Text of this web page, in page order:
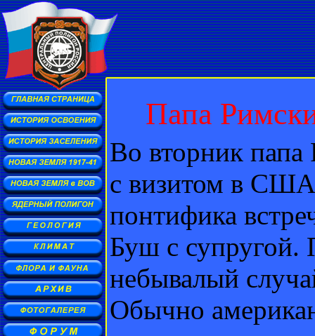
Папа
Во вторник
с визитом в
понтифика
Буш с супругой.
небывалый
Обычно